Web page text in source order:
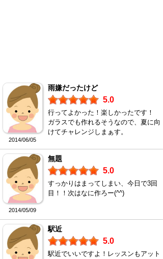
2014/06/05
雨嫌だったけど
5.0
行ってよかった！楽しかったです！
ガラスでも作れるそうなので、夏に向
けてチャレンジしまぁす。
2014/05/09
無題
5.0
すっかりはまってしまい、今日で3回
目！！次はなに作ろー(^^)
駅近
5.0
駅近でいいですよ！レッスンもアット